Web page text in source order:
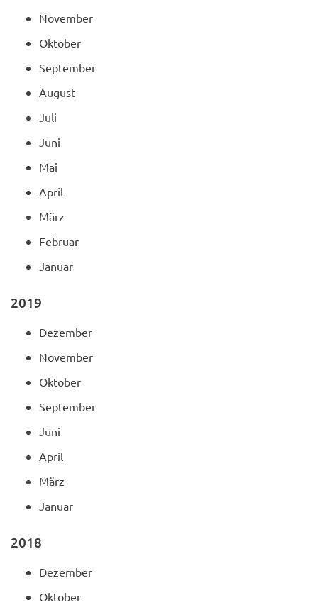
November
Oktober
September
August
Juli
Juni
Mai
April
März
Februar
Januar
2019
Dezember
November
Oktober
September
Juni
April
März
Januar
2018
Dezember
Oktober